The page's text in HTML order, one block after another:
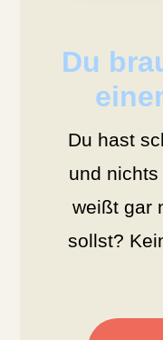
Du
Du hast
und
weißt gar
sollst?